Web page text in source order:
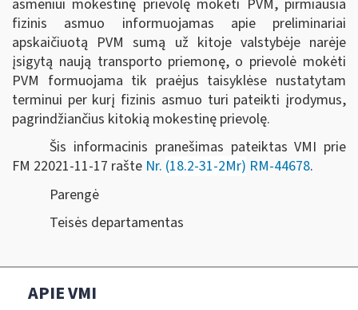
asmeniui mokestinę prievolę mokėti PVM, pirmiausia
fizinis asmuo informuojamas apie preliminariai
apskaičiuotą PVM sumą už kitoje valstybėje narėje
įsigytą naują transporto priemonę, o prievolė mokėti
PVM formuojama tik praėjus taisyklėse nustatytam
terminui per kurį fizinis asmuo turi pateikti įrodymus,
pagrindžiančius kitokią mokestinę prievolę.
Šis informacinis pranešimas pateiktas VMI prie
FM 22021-11-17 rašte Nr. (18.2-31-2Mr) RM-44678.
Parengė
Teisės departamentas
APIE VMI